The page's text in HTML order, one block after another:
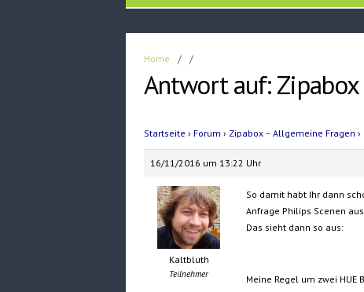
Home / /
Antwort auf: Zipabox
Startseite › Forum › Zipabox – Allgemeine Fragen ›
16/11/2016 um 13:22 Uhr
Kaltbluth
Teilnehmer
So damit habt Ihr dann
Anfrage Philips Scenen
Das sieht dann so aus:
Meine Regel um zwei HUE